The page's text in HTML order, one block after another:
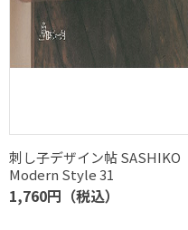
刺し子デザイン帖 SASHIKO
Modern Style 31
1,760円（税込）